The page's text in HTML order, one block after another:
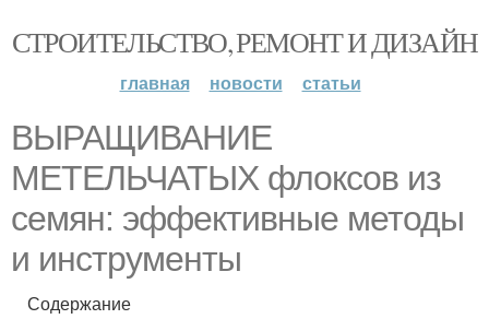
СТРОИТЕЛЬСТВО, РЕМОНТ И ДИЗАЙН
главная новости статьи
ВЫРАЩИВАНИЕ
МЕТЕЛЬЧАТЫХ флоксов из
семян: эффективные методы
и инструменты
Содержание